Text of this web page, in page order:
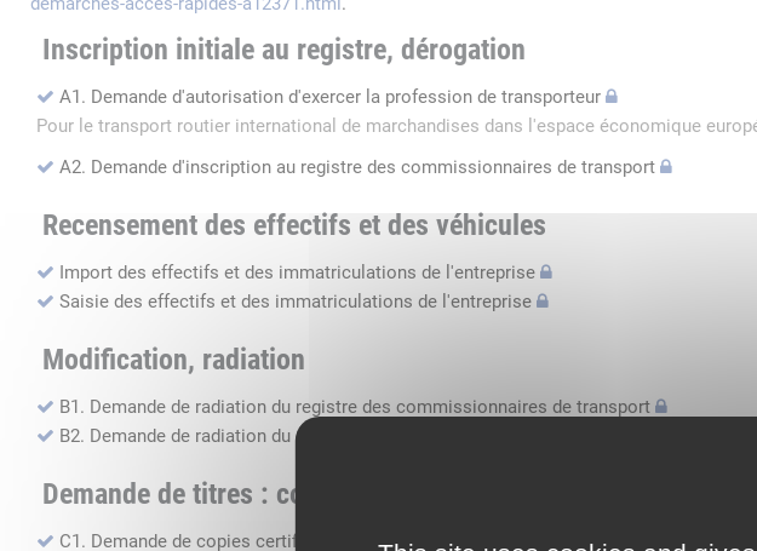
Inscription initiale au registre, dérogation
A1. Demande d'autorisation d'exercer la profession de transporteur
Pour le transport routier international de marchandises dans l'espace économique
A2. Demande d'inscription au registre des commissionnaires de transport
Recensement des effectifs et des véhicules
Import des effectifs et des immatriculations de l'entreprise
Saisie des effectifs et des immatriculations de l'entreprise
Modification, radiation
B1. Demande de radiation du registre des commissionnaires de transport
B2. Demande de radiation du registre des transports routiers
Demande de titres : copie, renouvellement, bilatérale,
C1. Demande de copies certifiées conformes